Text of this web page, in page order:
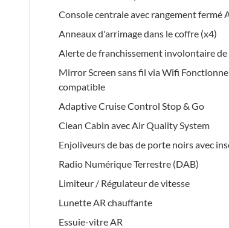
Console centrale avec rangement
Anneaux d'arrimage dans le coffre (x4)
Alerte de franchissement involontaire
Mirror Screen sans fil via Wifi
compatible
Adaptive Cruise Control Stop & Go
Clean Cabin avec Air Quality System
Enjoliveurs de bas de porte noirs avec
Radio Numérique Terrestre (DAB)
Limiteur / Régulateur de vitesse
Lunette AR chauffante
Essuie-vitre AR